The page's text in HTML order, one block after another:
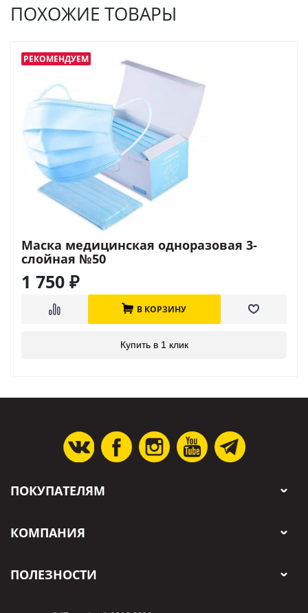
ПОХОЖИЕ ТОВАРЫ
РЕКОМЕНДУЕМ
Маска медицинская одноразовая 3-
слойная №50
1 750 ₽
В КОРЗИНУ
Купить в 1 клик
ПОКУПАТЕЛЯМ
КОМПАНИЯ
ПОЛЕЗНОСТИ